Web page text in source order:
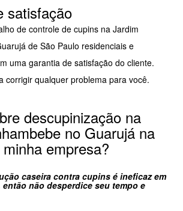
satisfação
de controle de cupins na Jardim
de São Paulo residenciais e
uma garantia de satisfação do cliente.
corrigir qualquer problema para você.
descupinização na
no Guarujá na
empresa?
caseira contra cupins é ineficaz em
então não desperdice seu tempo e